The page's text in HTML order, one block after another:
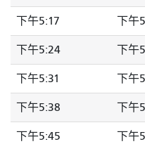
下午5:17 下午
下午5:24 下午
下午5:31 下午
下午5:38 下午
下午5:45 下午